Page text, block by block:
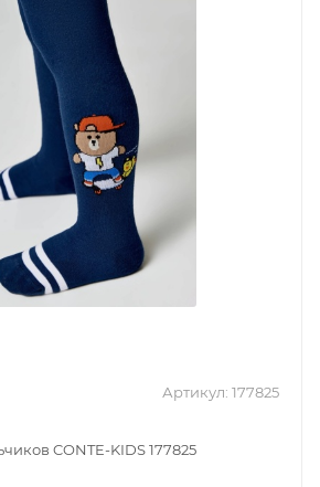
Артикул: 177825
CONTE-KIDS 177825